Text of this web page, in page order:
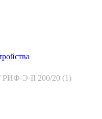
Э-II 200/20 (1)